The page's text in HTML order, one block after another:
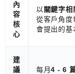
內
容
核
心
以 關鍵字
從客戶角度
會提出的基
建
議
每月4 - 6